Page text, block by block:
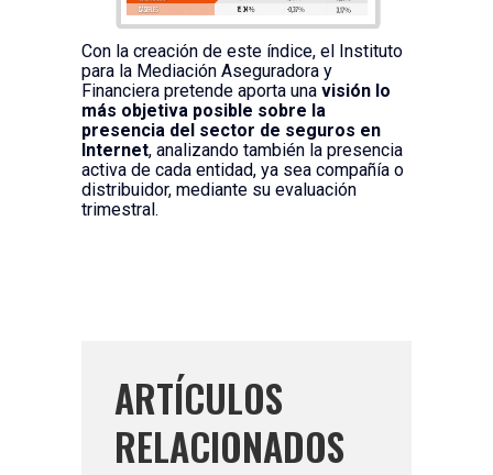
Con la creación de este índice, el Instituto
para la Mediación Aseguradora y
Financiera pretende aporta una visión lo
más objetiva posible sobre la
presencia del sector de seguros en
Internet, analizando también la presencia
activa de cada entidad, ya sea compañía o
distribuidor, mediante su evaluación
trimestral.
ARTÍCULOS
RELACIONADOS